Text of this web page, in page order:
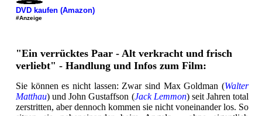
DVD kaufen (Amazon)
#Anzeige
"Ein verrücktes Paar - Alt verkracht und frisch
verliebt" - Handlung und Infos zum Film:
Sie können es nicht lassen: Zwar sind Max Goldman (Walter
Matthau) und John Gustaffson (Jack Lemmon) seit Jahren total
zerstritten, aber dennoch kommen sie nicht voneinander los. So